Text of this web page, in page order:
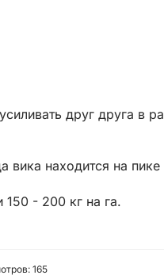
друг друга в
вика находится на пике
- 200 кг на га.
: 165